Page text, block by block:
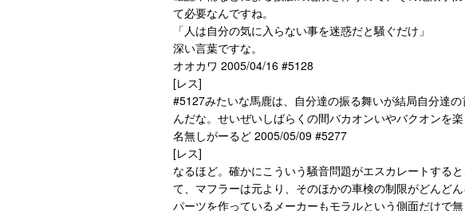
て必要なんですね。
「人は自分の気に入らない事を迷惑だと騒ぐだけ」
深い言葉ですな。
オオカワ 2005/04/16 #5128
[レス]
#5127みたいな馬鹿は、自分達の振る舞いが結局自分達
んだな。せいぜいしばらくの間バカオンいやバクオンを楽
名無しがーるど 2005/05/09 #5277
[レス]
なるほど。確かにこういう騒音問題がエスカレートする
て、マフラーは元より、そのほかの車検の制限がどんど
パーツを作っているメーカーもモラルという側面だけで